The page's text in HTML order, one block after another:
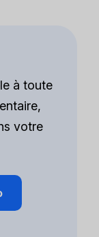
à toute
votre